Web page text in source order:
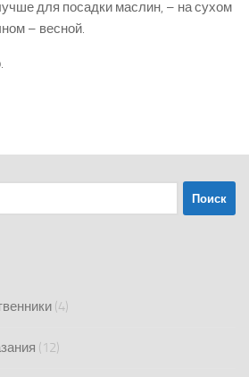
для посадки маслин, – на сухом
– весной.
(4)
(12)